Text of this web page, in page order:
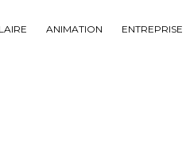
ANIMATION ENTREPRISE